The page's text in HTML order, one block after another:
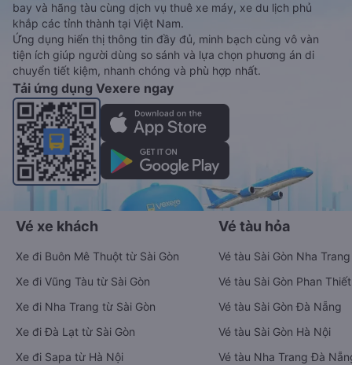
bay và hãng tàu cùng dịch vụ thuê xe máy, xe du lịch phủ
khắp các tỉnh thành tại Việt Nam.
Ứng dụng hiển thị thông tin đầy đủ, minh bạch cùng vô vàn
tiện ích giúp người dùng so sánh và lựa chọn phương án di
chuyển tiết kiệm, nhanh chóng và phù hợp nhất.
Tải ứng dụng Vexere ngay
Vé xe khách
Xe đi Buôn Mê Thuột từ Sài Gòn
Xe đi Vũng Tàu từ Sài Gòn
Xe đi Nha Trang từ Sài Gòn
Xe đi Đà Lạt từ Sài Gòn
Xe đi Sapa từ Hà Nội
Vé tàu hỏa
Vé tàu Sài Gòn Nha Trang
Vé tàu Sài Gòn Phan Thiết
Vé tàu Sài Gòn Đà Nẵng
Vé tàu Sài Gòn Hà Nội
Vé tàu Nha Trang Đà